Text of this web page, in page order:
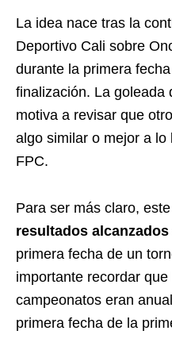
La idea nace tras la
Deportivo Cali sobre
durante la primera
finalización. La goleada
motiva a revisar que
algo similar o mejor a lo
FPC.
Para ser más claro, este
resultados
primera fecha de un
importante recordar
campeonatos eran
primera fecha de la